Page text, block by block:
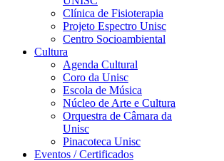
Clínica de Fisioterapia
Projeto Espectro Unisc
Centro Socioambiental
Cultura
Agenda Cultural
Coro da Unisc
Escola de Música
Núcleo de Arte e Cultura
Orquestra de Câmara da
Unisc
Pinacoteca Unisc
Eventos / Certificados